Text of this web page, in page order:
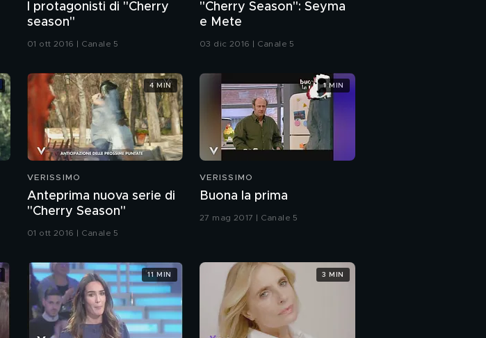
I protagonisti di "Cherry
season"
01 ott 2016 | Canale 5
"Cherry Season": Seyma
e Mete
03 dic 2016 | Canale 5
VERISSIMO
Anteprima nuova serie di
"Cherry Season"
01 ott 2016 | Canale 5
4 MIN
VERISSIMO
Buona la prima
27 mag 2017 | Canale 5
1 MIN
11 MIN 3 MIN